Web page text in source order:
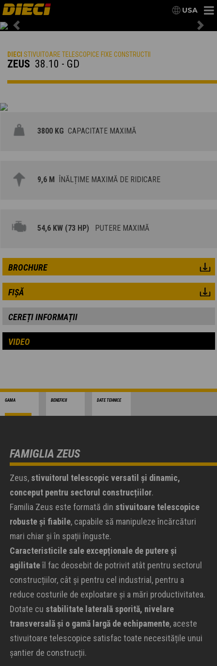
USA
Previous
DIECI STIVUITOARE TELESCOPICE FIXE CONSTRUCTII
ZEUS 38.10 - GD
3800 KG CAPACITATE MAXIMĂ
9,6 M ÎNĂLȚIME MAXIMĂ DE RIDICARE
54,6 KW (73 HP) PUTERE MAXIMĂ
BROCHURE
FIȘĂ
CEREȚI INFORMAȚII
VIDEO
GAMA BENEFICII DATE TEHNICE
FAMIGLIA ZEUS
Zeus, stivuitorul telescopic versatil și dinamic,
conceput pentru sectorul construcțiilor.
Familia Zeus este formată din stivuitoare telescopice
robuste și fiabile, capabile să manipuleze încărcături
mari chiar și în spații înguste.
Caracteristicile sale excepționale de putere și
agilitateîl fac deosebit de potrivit atât pentru sectorul
construcțiilor, cât și pentru cel industrial, pentru a
reduce costurile de exploatare și a mări productivitatea.
Dotate cu stabilitate laterală sporită, nivelare
transversală și o gamă largă de echipamente, aceste
stivuitoare telescopice satisfac toate necesitățile unui
șantier de construcții.